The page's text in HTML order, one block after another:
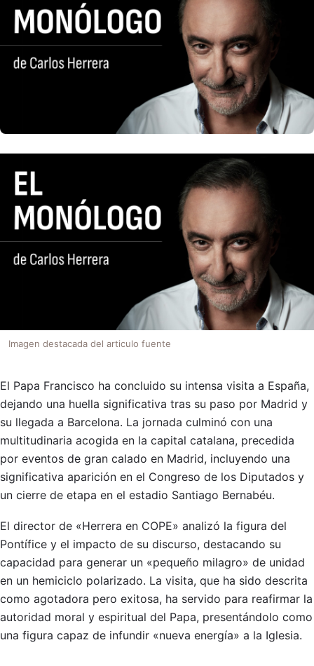
Imagen destacada del articulo fuente
El Papa Francisco ha concluido su intensa visita a España,
dejando una huella significativa tras su paso por Madrid y
su llegada a Barcelona. La jornada culminó con una
multitudinaria acogida en la capital catalana, precedida
por eventos de gran calado en Madrid, incluyendo una
significativa aparición en el Congreso de los Diputados y
un cierre de etapa en el estadio Santiago Bernabéu.
El director de «Herrera en COPE» analizó la figura del
Pontífice y el impacto de su discurso, destacando su
capacidad para generar un «pequeño milagro» de unidad
en un hemiciclo polarizado. La visita, que ha sido descrita
como agotadora pero exitosa, ha servido para reafirmar la
autoridad moral y espiritual del Papa, presentándolo como
una figura capaz de infundir «nueva energía» a la Iglesia.